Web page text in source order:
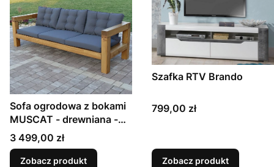
Sofa ogrodowa z bokami
MUSCAT - drewniana -
moduł 2B230
Cena
3 499,00 zł
Zobacz produkt
Szafka RTV Brando
Cena
799,00 zł
Zobacz produkt